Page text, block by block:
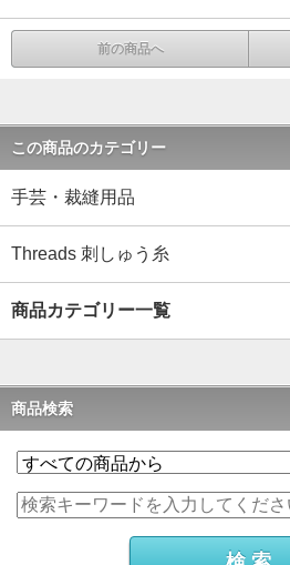
前の商品へ
この商品のカテゴリー
手芸・裁縫用品
Threads 刺しゅう糸
商品カテゴリー一覧
商品検索